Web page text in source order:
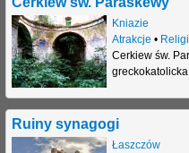
Kniazie
Atrakcje •
Cerkiew św.
Ruiny synagogi
Łaszczów